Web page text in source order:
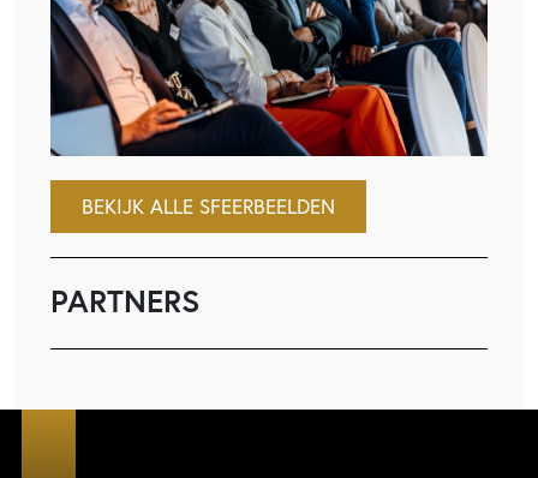
BEKIJK ALLE SFEERBEELDEN
PARTNERS